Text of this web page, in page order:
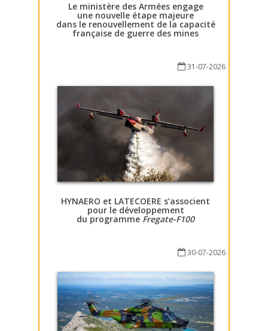
Le ministère des Armées engage
une nouvelle étape majeure
dans le renouvellement de la capacité
française de guerre des mines
31-07-2026
HYNAERO et LATECOERE s’associent
pour le développement
du programme Fregate-F100
30-07-2026